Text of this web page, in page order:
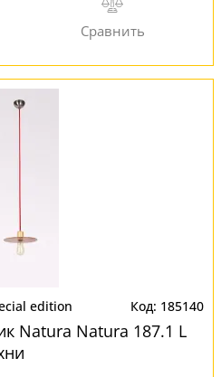
edition 185140
Natura Natura 187.1 L